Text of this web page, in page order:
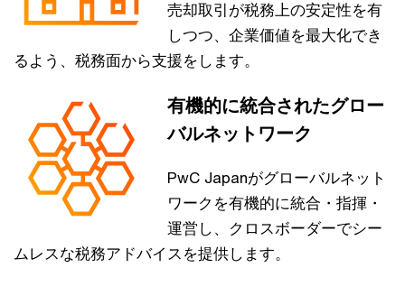
売却取引が税務上の安定性を有
しつつ、企業価値を最大化でき
るよう、税務面から支援をします。
有機的に統合されたグロー
バルネットワーク
PwC Japanがグローバルネット
ワークを有機的に統合・指揮・
運営し、クロスボーダーでシー
ムレスな税務アドバイスを提供します。